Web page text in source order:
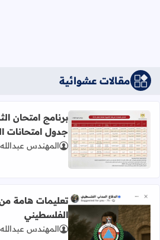
مقالات عشوائية
اقرأ المزيد عن برنامج امتحان الثانوية العامة للعام
جدول امتحانات
المهندس
تعليمات هامة
الفلسطيني
المهندس